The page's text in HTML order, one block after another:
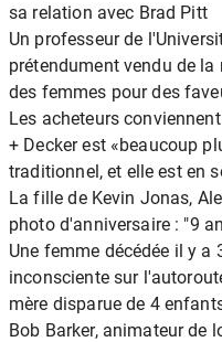
sa relation avec Brad Pitt
Un professeur de
prétendument vendu de
des femmes pour des
Les acheteurs
+ Decker est «beaucoup
traditionnel, et elle est en
La fille de Kevin Jonas,
photo d'anniversaire : "9
Une femme décédée il y a
inconsciente sur
mère disparue de 4
Bob Barker, animateur de